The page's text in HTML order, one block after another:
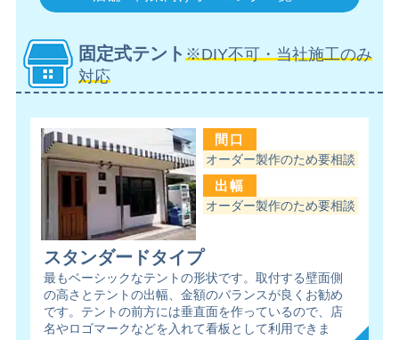
固定式テント※DIY不可・当社施工のみ
対応
間口
オーダー製作のため要相談
出幅
オーダー製作のため要相談
スタンダードタイプ
最もベーシックなテントの形状です。取付する壁面側
の高さとテントの出幅、金額のバランスが良くお勧め
です。テントの前方には垂直面を作っているので、店
名やロゴマークなどを入れて看板として利用できま